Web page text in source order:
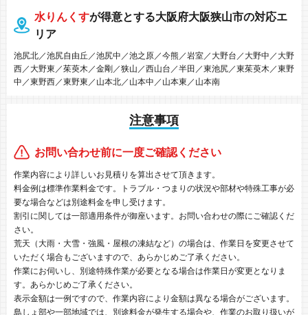
水りんくすが得意とする大阪府大阪狭山市の対応エ
リア
池尻北／池尻自由丘／池尻中／池之原／今熊／岩室／大野台／大野中／大野
西／大野東／茱萸木／金剛／狭山／西山台／半田／東池尻／東茱萸木／東野
中／東野西／東野東／山本北／山本中／山本東／山本南
注意事項
お問い合わせ前に一度ご確認ください
作業内容により詳しいお見積りを算出させて頂きます。
料金例は標準作業料金です。トラブル・つまりの状況や部材や特殊工事が必
要な場合などは別途料金を申し受けます。
割引に関しては一部適用条件が御座います。お問い合わせの際にご確認くだ
さい。
荒天（大雨・大雪・強風・屋根の凍結など）の場合は、作業日を変更させて
いただく場合もございますので、あらかじめご了承ください。
作業にお伺いし、別途特殊作業が必要となる場合は作業日が変更となりま
す。あらかじめご了承ください。
表示金額は一例ですので、作業内容により金額は異なる場合がございます。
島しょ部や一部地域では、別途料金が発生する場合や、作業のお取り扱いが